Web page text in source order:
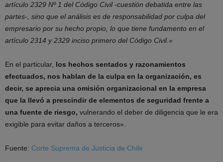
artículo 2329 Nº 1 del Código Civil -cuestión debatida entre las
partes-, sino que el análisis es de responsabilidad por culpa del
empresario por su hecho propio, lo que tiene fundamento en el
artículo 2314 y 2329 inciso primero del Código Civil.»
En el particular, los hechos sentados y razonamientos
efectuados, nos hablan de la culpa en la organización, es
decir, se aprecia una omisión organizacional en la empresa
que la llevó a prescindir de elementos de seguridad frente a
una fuente de riesgo, vulnerando el deber de diligencia que le era
exigible para evitar daños a terceros».
Fuente: Corte Suprema de Justicia de Chile